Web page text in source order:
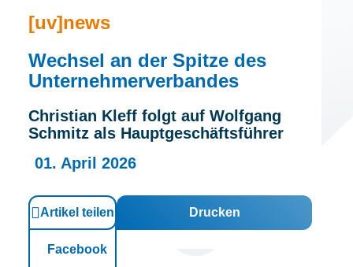
Verband
Kontakt
[uv]news
Wechsel an der Spitze des
Unternehmerverbandes
Christian Kleff folgt auf Wolfgang
Schmitz als Hauptgeschäftsführer
01. April 2026
Artikel teilen
Facebook
Drucken